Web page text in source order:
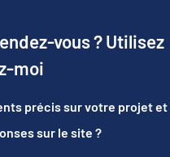
vous ? Utilisez
moi
précis sur votre projet et
sur le site ?